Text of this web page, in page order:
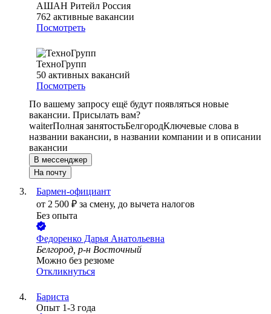
АШАН Ритейл Россия
762 активные вакансии
Посмотреть
ТехноГрупп
50 активных вакансий
Посмотреть
По вашему запросу ещё будут появляться новые
вакансии. Присылать вам?
waiterПолная занятостьБелгородКлючевые слова в
названии вакансии, в названии компании и в описании
вакансии
В мессенджер
На почту
Бармен-официант
от 2 500 ₽ за смену, до вычета налогов
Без опыта
Федоренко Дарья Анатольевна
Белгород, р-н Восточный
Можно без резюме
Откликнуться
Бариста
Опыт 1-3 года